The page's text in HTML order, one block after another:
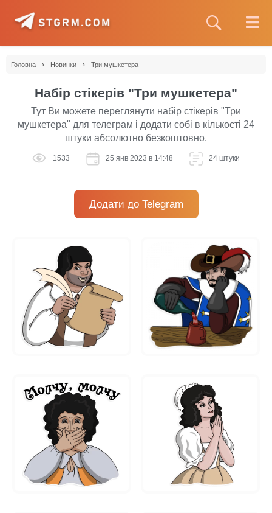
Головна › Новинки › Три мушкетера
Набір стікерів "Три мушкетера"
Тут Ви можете переглянути набір стікерів "Три
мушкетера" для телеграм і додати собі в кількості 24
штуки абсолютно безкоштовно.
1533 25 янв 2023 в 14:48 24 штуки
Додати до Telegram